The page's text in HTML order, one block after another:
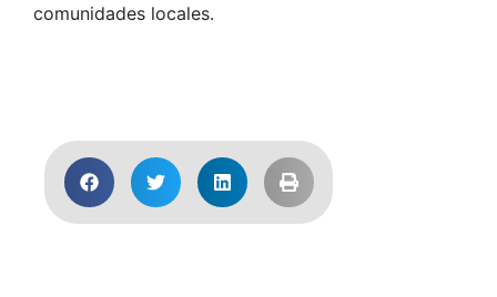
comunidades locales.